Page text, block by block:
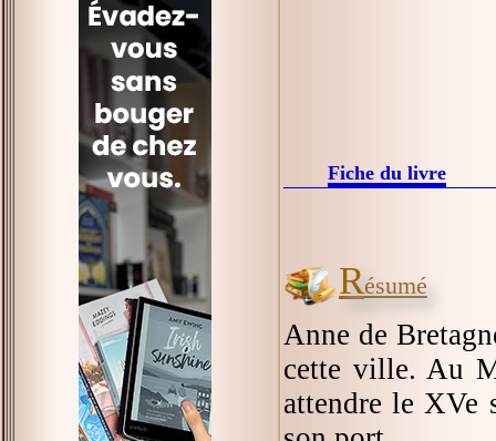
Fiche du livre
Résumé
Anne de
cette ville. Au
attendre le XVe